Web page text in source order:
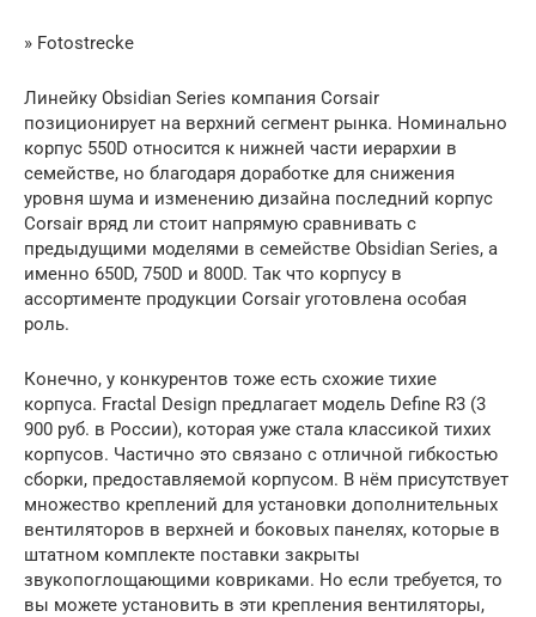
» Fotostrecke
Линейку Obsidian Series компания Corsair
позиционирует на верхний сегмент рынка. Номинально
корпус 550D относится к нижней части иерархии в
семействе, но благодаря доработке для снижения
уровня шума и изменению дизайна последний корпус
Corsair вряд ли стоит напрямую сравнивать с
предыдущими моделями в семействе Obsidian Series, а
именно 650D, 750D и 800D. Так что корпусу в
ассортименте продукции Corsair уготовлена особая
роль.
Конечно, у конкурентов тоже есть схожие тихие
корпуса. Fractal Design предлагает модель Define R3 (3
900 руб. в России), которая уже стала классикой тихих
корпусов. Частично это связано с отличной гибкостью
сборки, предоставляемой корпусом. В нём присутствует
множество креплений для установки дополнительных
вентиляторов в верхней и боковых панелях, которые в
штатном комплекте поставки закрыты
звукопоглощающими ковриками. Но если требуется, то
вы можете установить в эти крепления вентиляторы,